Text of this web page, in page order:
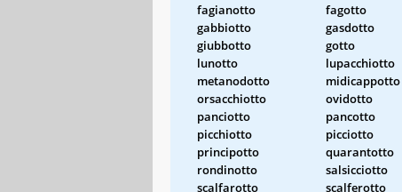
fagianotto
fagotto
gabbiotto
gasdotto
giubbotto
gotto
lunotto
lupacchiotto
metanodotto
midicappotto
orsacchiotto
ovidotto
panciotto
pancotto
picchiotto
picciotto
principotto
quarantotto
rondinotto
salsicciotto
scalfarotto
scalferotto